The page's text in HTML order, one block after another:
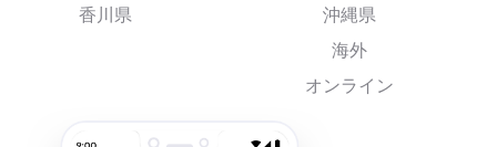
香川県
沖縄県
海外
オンライン